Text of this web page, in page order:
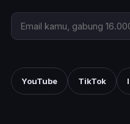
YouTube TikTok